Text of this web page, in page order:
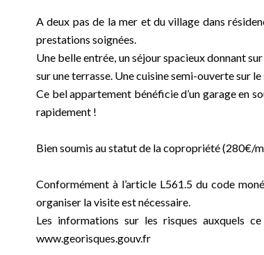
A deux pas de la mer et du village dans
prestations soignées.
Une belle entrée, un séjour spacieux donnant
sur une terrasse. Une cuisine semi-ouverte sur le
Ce bel appartement bénéficie d’un garage en
rapidement !
Bien soumis au statut de la copropriété (280€/
Conformément à l’article L561.5 du code
organiser la visite est nécessaire.
Les informations sur les risques auxquels
www.georisques.gouv.fr